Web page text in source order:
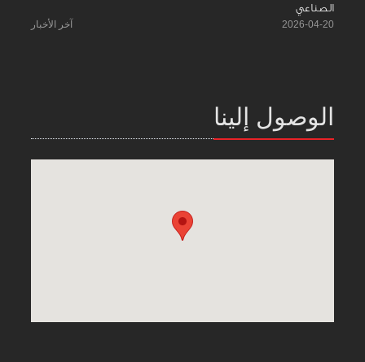
الصناعي
2026-04-20 آخر الأخبار
الوصول إلينا